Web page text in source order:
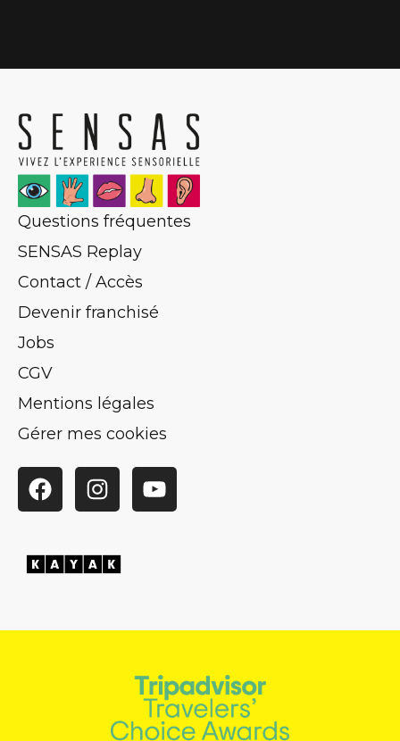
Questions fréquentes
SENSAS Replay
Contact / Accès
Devenir franchisé
Jobs
CGV
Mentions légales
Gérer mes cookies
FacebookInstagramYouTube